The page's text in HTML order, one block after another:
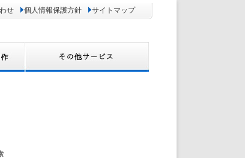
せ 個人情報保護方針 サイトマップ